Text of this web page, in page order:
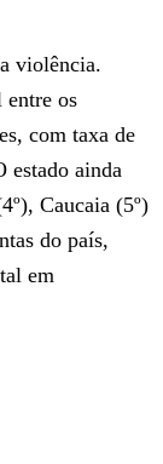
violência.
entre os
com taxa de
estado ainda
Caucaia (5º)
do país,
em